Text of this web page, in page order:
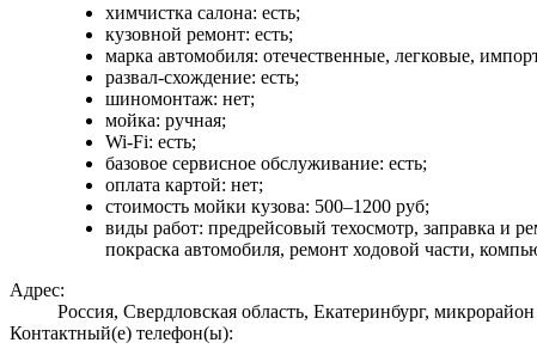
химчистка салона: есть;
кузовной ремонт: есть;
марка автомобиля: отечественные, легковые,
развал-схождение: есть;
шиномонтаж: нет;
мойка: ручная;
Wi-Fi: есть;
базовое сервисное обслуживание: есть;
оплата картой: нет;
стоимость мойки кузова: 500–1200 руб;
виды работ: предрейсовый техосмотр, заправка и
покраска автомобиля, ремонт ходовой части,
Адрес:
Россия, Свердловская область, Екатеринбург,
Контактный(е) телефон(ы):